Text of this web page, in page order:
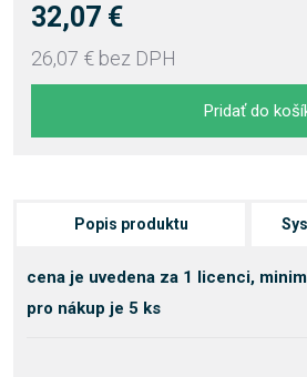
32,07 €
26,07 € bez DPH
Pridať do
Popis produktu
cena je uvedena za 1 licenci,
pro nákup je 5 ks